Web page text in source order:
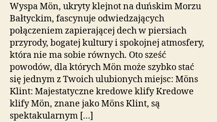
Wyspa Mön, ukryty klejnot na duńskim Morzu
Bałtyckim, fascynuje odwiedzających
połączeniem zapierającej dech w piersiach
przyrody, bogatej kultury i spokojnej atmosfery,
która nie ma sobie równych. Oto sześć
powodów, dla których Mön może szybko stać
się jednym z Twoich ulubionych miejsc: Möns
Klint: Majestatyczne kredowe klify Kredowe
klify Mön, znane jako Möns Klint, są
spektakularnym […]